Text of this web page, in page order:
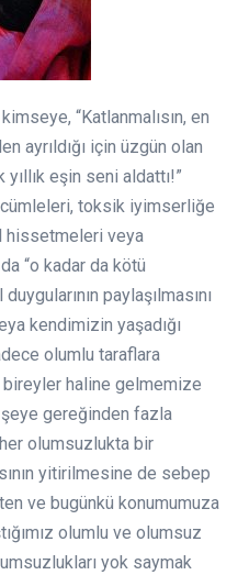
“Katlanmalısın, en
ayrıldığı için üzgün olan
eşin seni aldattı!”
toksik iyimserliğe
hissetmeleri veya
“o kadar da kötü
paylaşılmasını
kendimizin yaşadığı
olumlu taraflara
haline gelmemize
gereğinden fazla
olumsuzlukta bir
yitirilmesine de sebep
ve bugünkü konumumuza
olumlu ve olumsuz
yok saymak